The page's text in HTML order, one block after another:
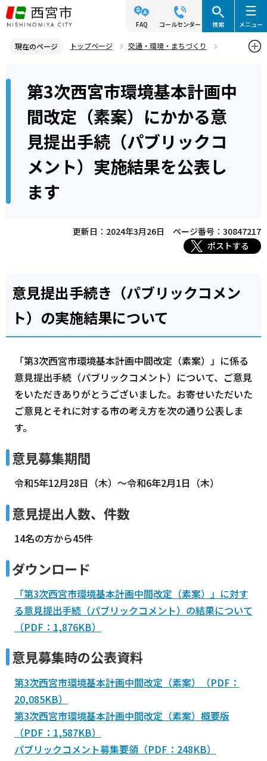
こ
の
ジ
FAQ コールセンター 検索 メニュー
現在のページ トップページ
交通・環境・まちづくり
第3次西宮市環境基本計画中間改定（素案）にかかる意見提出手続
（パブリックコメント）実施結果を公表します
第3次西宮市環境基本計画中
間改定（素案）にかかる意
見提出手続（パブリックコ
メント）実施結果を公表し
ます
更新日：2024年3月26日
ページ番号：30847217
ポストする
意見提出手続き（パブリックコメン
ト）の実施結果について
「第3次西宮市環境基本計画中間改定（素案）」に係る
意見提出手続（パブリックコメント）について、ご意見
をいただきありがとうございました。お寄せいただいた
ご意見とそれに対する市の考え方を次の通り公表しま
す。
意見募集期間
令和5年12月28日（木）～令和6年2月1日（木）
意見提出人数、件数
14名の方から45件
ダウンロード
「第3次西宮市環境基本計画中間改定（素案）」に対す
る意見提出手続（パブリックコメント）の結果について
（PDF：1,876KB）
意見募集時の公表資料
第3次西宮市環境基本計画中間改定（素案）（PDF：
20,085KB）
第3次西宮市環境基本計画中間改定（素案）概要版
（PDF：1,587KB）
パブリックコメント募集要領（PDF：248KB）